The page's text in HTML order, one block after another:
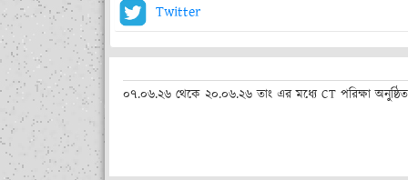
Twitter
০৭.০৬.২৬ থেকে ২০.০৬.২৬ তাং এর মধ্যে CT পরিক্ষা অনুষ্ঠিত